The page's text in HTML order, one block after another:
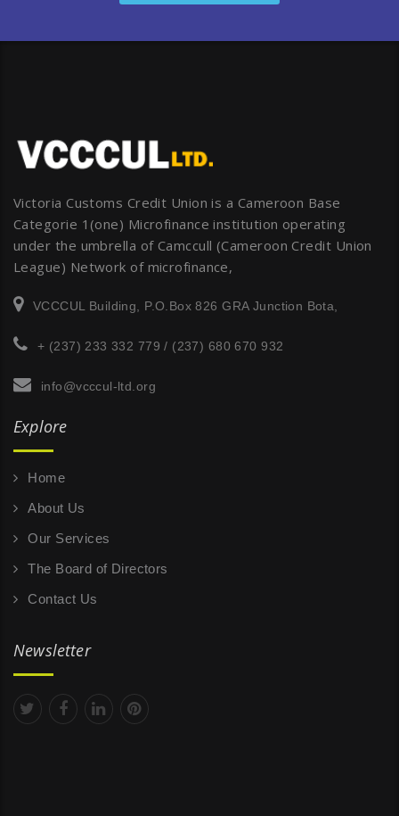
Victoria Customs Credit Union is a Cameroon Base
Categorie 1(one) Microfinance institution operating
under the umbrella of Camccull (Cameroon Credit Union
League) Network of microfinance,
VCCCUL Building, P.O.Box 826 GRA Junction Bota,
+ (237) 233 332 779 / (237) 680 670 932
info@vcccul-ltd.org
Explore
Home
About Us
Our Services
The Board of Directors
Contact Us
Newsletter